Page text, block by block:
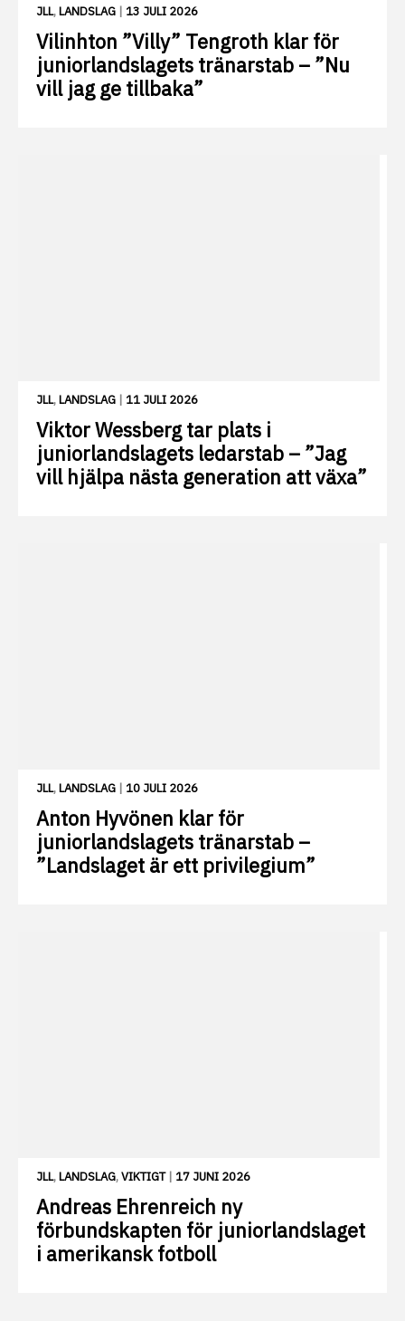
JLL,LANDSLAG | 13 JULI 2026
Vilinhton ”Villy” Tengroth klar för
juniorlandslagets tränarstab – ”Nu
vill jag ge tillbaka”
JLL,LANDSLAG | 11 JULI 2026
Viktor Wessberg tar plats i
juniorlandslagets ledarstab – ”Jag
vill hjälpa nästa generation att växa”
JLL,LANDSLAG | 10 JULI 2026
Anton Hyvönen klar för
juniorlandslagets tränarstab –
”Landslaget är ett privilegium”
JLL,LANDSLAG,VIKTIGT| 17 JUNI 2026
Andreas Ehrenreich ny
förbundskapten för juniorlandslaget
i amerikansk fotboll